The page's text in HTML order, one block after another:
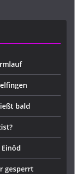
bald
gesperrt